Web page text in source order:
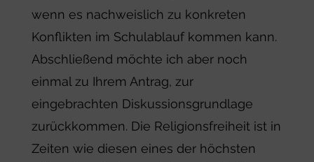
wenn es nachweislich zu konkreten
Konflikten im Schulablauf kommen kann.
Abschließend möchte ich aber noch
einmal zu Ihrem Antrag, zur
eingebrachten Diskussionsgrundlage
zurückkommen. Die Religionsfreiheit ist in
Zeiten wie diesen eines der höchsten